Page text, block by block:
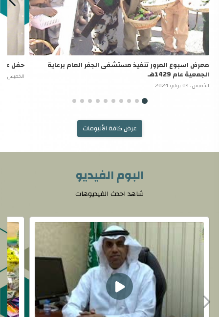
معرض اسبوع المرور تنفيذ مستشفى الجفر العام برعاية
الجمعية عام 1429هـ
الخميس، 04 يوليو 2024
حفل عيد
الخميس، 04 يوليو 2024
عرض كافة الألبومات
البوم الفيديو
شاهد احدث الفيديوهات